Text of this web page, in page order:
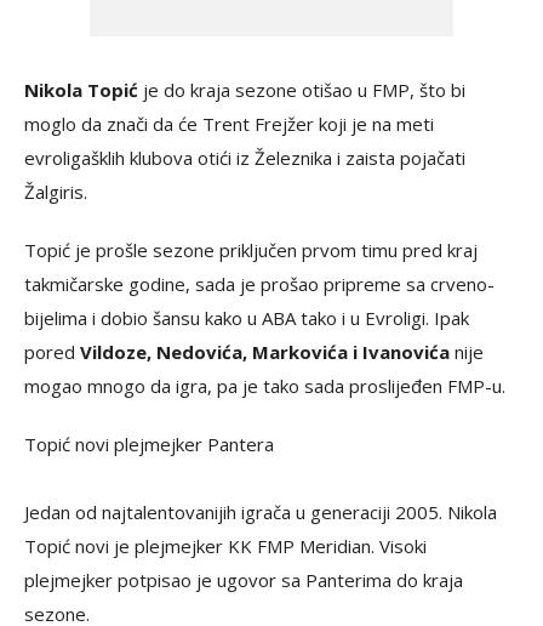
Nikola Topić je do kraja sezone otišao u FMP, što bi
moglo da znači da će Trent Frejžer koji je na meti
evroligašklih klubova otići iz Železnika i zaista pojačati
Žalgiris.
Topić je prošle sezone priključen prvom timu pred kraj
takmičarske godine, sada je prošao pripreme sa crveno-
bijelima i dobio šansu kako u ABA tako i u Evroligi. Ipak
pored Vildoze, Nedovića, Markovića i Ivanovića nije
mogao mnogo da igra, pa je tako sada proslijeđen FMP-u.
Topić novi plejmejker Pantera
Jedan od najtalentovanijih igrača u generaciji 2005. Nikola
Topić novi je plejmejker KK FMP Meridian. Visoki
plejmejker potpisao je ugovor sa Panterima do kraja
sezone.